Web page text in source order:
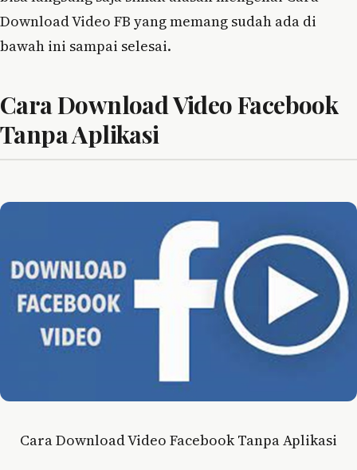
Download Video FB yang memang sudah ada di
bawah ini sampai selesai.
Cara Download Video Facebook
Tanpa Aplikasi
Cara Download Video Facebook Tanpa Aplikasi